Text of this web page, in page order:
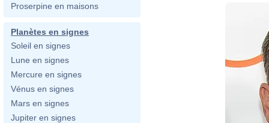
Proserpine en maisons
Planètes en signes
Soleil en signes
Lune en signes
Mercure en signes
Vénus en signes
Mars en signes
Jupiter en signes